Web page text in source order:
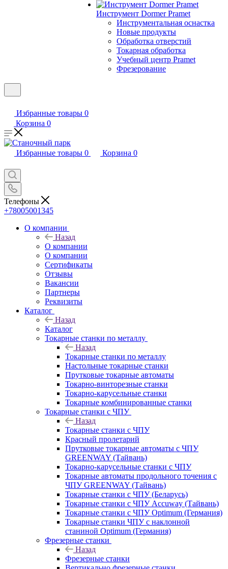
Инструмент Dormer Pramet
Инструментальная оснастка
Новые продукты
Обработка отверстий
Токарная обработка
Учебный центр Pramet
Фрезерование
Избранные товары 0
Корзина 0
Избранные товары 0 Корзина 0
Телефоны
+78005001345
О компании
Назад
О компании
О компании
Сертификаты
Отзывы
Вакансии
Партнеры
Реквизиты
Каталог
Назад
Каталог
Токарные станки по металлу
Назад
Токарные станки по металлу
Настольные токарные станки
Прутковые токарные автоматы
Токарно-винторезные станки
Токарно-карусельные станки
Токарные комбинированные станки
Токарные станки с ЧПУ
Назад
Токарные станки с ЧПУ
Красный пролетарий
Прутковые токарные автоматы с ЧПУ
GREENWAY (Тайвань)
Токарно-карусельные станки с ЧПУ
Токарные автоматы продольного точения с
ЧПУ GREENWAY (Тайвань)
Токарные станки с ЧПУ (Беларусь)
Токарные станки с ЧПУ Accuway (Тайвань)
Токарные станки с ЧПУ Optimum (Германия)
Токарные станки ЧПУ с наклонной
станиной Optimum (Германия)
Фрезерные станки
Назад
Фрезерные станки